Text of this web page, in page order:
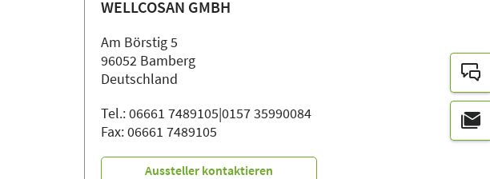
WELLCOSAN GMBH
Am Börstig 5
96052 Bamberg
Deutschland
Tel.: 06661 7489105|0157 35990084
Fax: 06661 7489105
Aussteller kontaktieren